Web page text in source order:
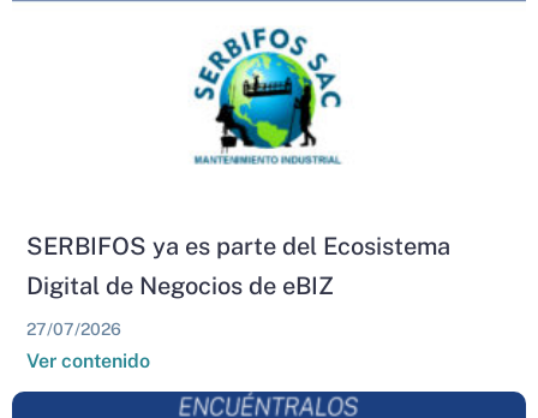
SERBIFOS ya es parte del Ecosistema
Digital de Negocios de eBIZ
27/07/2026
Ver contenido